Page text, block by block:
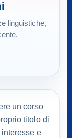
linguistiche,
un corso
titolo di
e